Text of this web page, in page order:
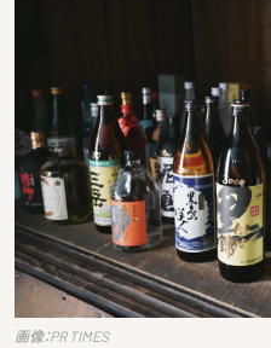
画像：PR TIMES